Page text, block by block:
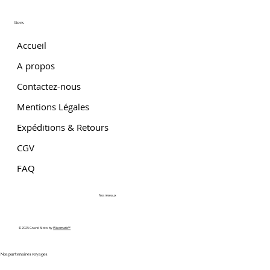
Liens
Accueil
A propos
Contactez-nous
Mentions Légales
Expéditions & Retours
CGV
FAQ
Nos partenaires voyages
© 2025 Gravel Moto. byWixomatic™
Nos réseaux